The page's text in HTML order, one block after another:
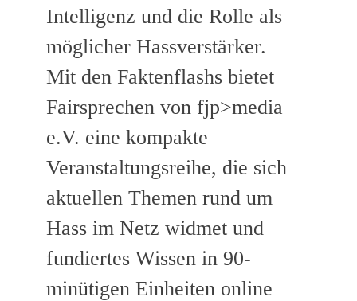
Intelligenz und die Rolle als
möglicher Hassverstärker.
Mit den Faktenflashs bietet
Fairsprechen von fjp>media
e.V. eine kompakte
Veranstaltungsreihe, die sich
aktuellen Themen rund um
Hass im Netz widmet und
fundiertes Wissen in 90-
minütigen Einheiten online